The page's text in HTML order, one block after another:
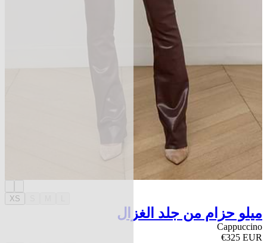
XS
ميلو حزام من جلد الغزال
Cappuccino
€325 EUR